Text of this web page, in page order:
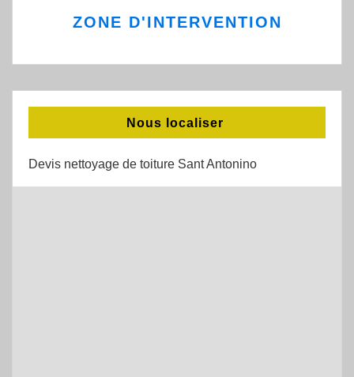
ZONE D'INTERVENTION
Nous localiser
Devis nettoyage de toiture Sant Antonino